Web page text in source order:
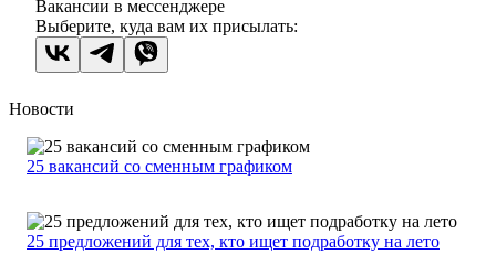
Вакансии в мессенджере
Выберите, куда вам их присылать:
Новости
25 вакансий со сменным графиком
25 предложений для тех, кто ищет подработку на лето